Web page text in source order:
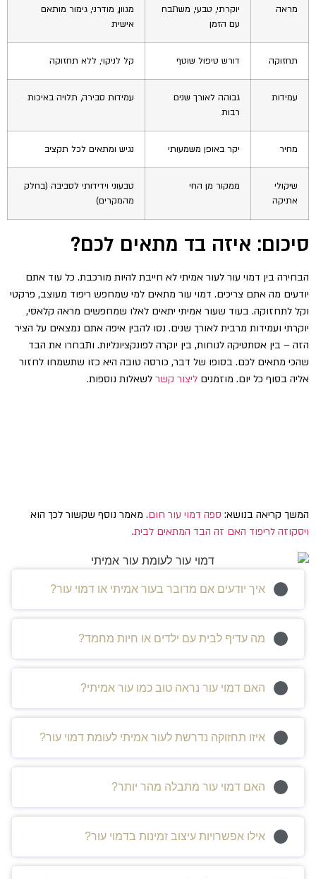
מראה
יוקרתי, טבעי, משתבח
עם הזמן
מגוון, מודרני, גימור מותאם
אישית
תחזוקה דורש טיפול שוטף קל לניקוי, ללא תחזוקה
עמידות
גבוהה לאורך שנים
רבות
עמידות סבירה, תלויה באיכות
מחיר יקר באופן משמעותי נגיש ומתאים לכל תקציב
שיקולי
אתיקה
ממקור מן החי
טבעוני וידידותי לסביבה (בחלק
מהמקרים)
סיכום: איזה בד מתאים לכם?
הבחירה בין דמוי עור לעור אמיתי לא חייבת להיות מורכבת. כל עוד אתם
יודעים מה אתם צריכים. דמוי עור מתאים למי שמחפש ריפוד מעוצב, פרקטי
וקל לתחזוקה. בעוד שעור אמיתי יתאים לאלו שמחפשים מראה קלאסי,
יוקרתי ועמידות מרבית לאורך שנים. נסו להבין איפה אתם נמצאים על הציר
הזה – בין אסתטיקה לנוחות, בין יוקרה לפונקציונליות. ותבחרו את הבד
שהכי מתאים לכם. בסופו של דבר, כורסה טובה היא כזו שתשמחו לחזור
אליה בסוף כל יום. מוזמנים ליצור קשר לשאלות נוספות.
המשך קריאה בנושא: ספה דמוי עור חום. מאמר נוסף שקשור לכך הוא
ויסקוזה לריפוד האם זה הבד המתאים לבית.
איך יודעים אם מדובר בעור אמיתי או דמוי עור?
מה עדיף לבית עם ילדים או חיות מחמד?
האם דמוי עור נראה טוב כמו עור אמיתי?
איזו תחזוקה נדרשת לעור אמיתי לעומת דמוי עור?
האם דמוי עור מתבלה מהר יותר?
אילו אפשרויות עיצוב זמינות בדמוי עור?